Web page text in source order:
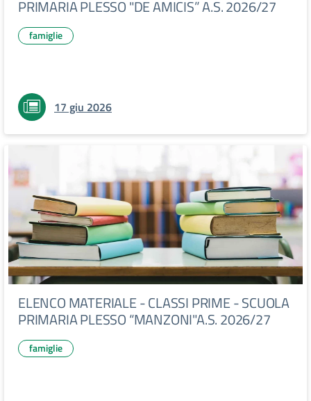
PRIMARIA PLESSO "DE AMICIS” A.S. 2026/27
famiglie
17 giu 2026
ELENCO MATERIALE - CLASSI PRIME - SCUOLA
PRIMARIA PLESSO “MANZONI"A.S. 2026/27
famiglie